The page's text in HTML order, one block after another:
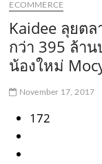
o
k
.
c
o
e
.
c
o
m
ECOMMERCE
Kaidee ลุยต
กว่า 395 ล้า
น้องใหม่
November 17, 2017
172